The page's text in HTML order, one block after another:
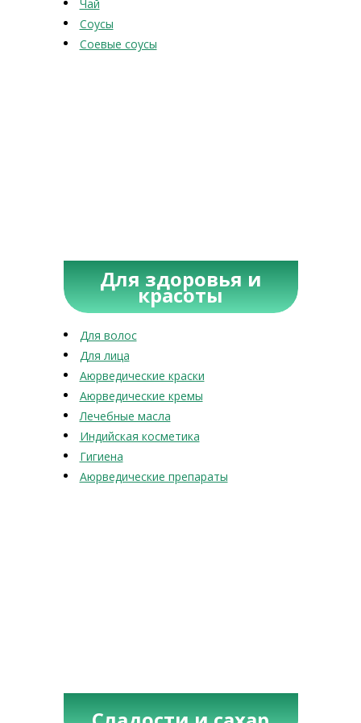
Чай
Соусы
Соевые соусы
Для здоровья и
красоты
Для волос
Для лица
Аюрведические краски
Аюрведические кремы
Лечебные масла
Индийская косметика
Гигиена
Аюрведические препараты